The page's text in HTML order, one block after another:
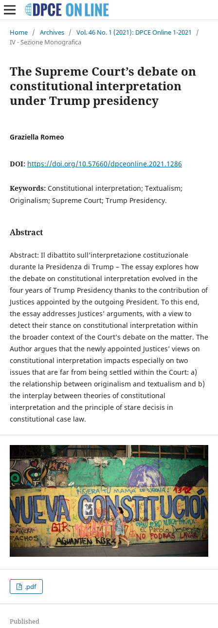
Home / Archives / Vol. 46 No. 1 (2021): DPCE Online 1-2021
/
IV - Sezione Monografica
The Supreme Court’s debate on
constitutional interpretation
under Trump presidency
Graziella Romeo
DOI: https://doi.org/10.57660/dpceonline.2021.1286
Keywords: Constitutional interpretation; Textualism;
Originalism; Supreme Court; Trump Presidency.
Abstract
Abstract: Il dibattito sull’interpretazione costituzionale
durante la Presidenza di Trump – The essay explores how
the debate on constitutional interpretation evolved in the
four years of Trump Presidency thanks to the contribution of
Justices appointed by the outgoing President. To this end,
the essay addresses Justices’ arguments, with a view to
detect their stance on constitutional interpretation within
the broader context of the Court’s debate on the matter. The
Author argues that the newly appointed Justices’ views on
constitutional interpretation impacts especially on two
issues that are far from being settled within the Court: a)
the relationship between originalism and textualism and b)
the interplay between theories of constitutional
interpretation and the principle of stare decisis in
constitutional case law.
.pdf
Published